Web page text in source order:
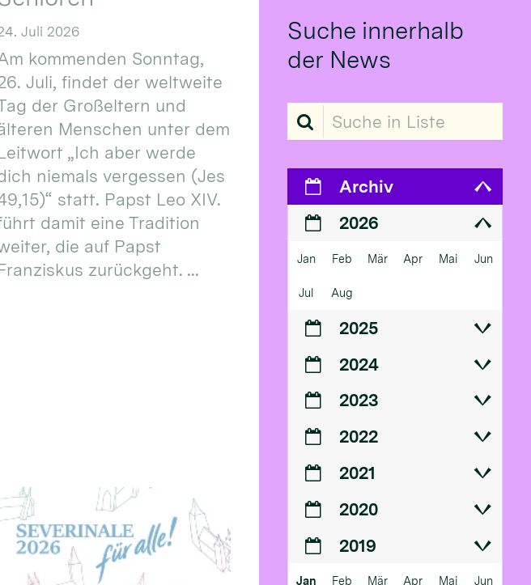
Juli 2026
kommenden Sonntag,
Juli, findet der weltweite
der Großeltern und
Menschen unter dem
„Ich aber werde
niemals vergessen (Jes
statt. Papst Leo XIV.
damit eine Tradition
die auf Papst
zurückgeht. ...
Suche innerhalb
der News
Suche in Liste
Archiv
2026
Jan Feb Mär Apr Mai Jun
Jul Aug
2025
2024
2023
2022
2021
2020
2019
Jan Feb Mär Apr Mai Jun